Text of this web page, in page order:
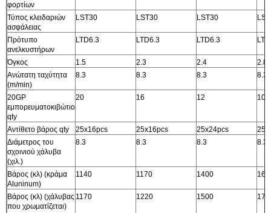
φορτίων
Τύπος κλειδαριών
ασφάλειας
LST30 LST30 LST30
Πρότυπο
ανελκυστήρων
LTD6.3 LTD6.3 LTD6.3
Όγκος 1.5 2.3 2.4
2.8
Ανώτατη ταχύτητα
(m/min)
8.3 8.3 8.3 8.3
20GP
εμπορευματοκιβώτιο
qty
20 16 12 10
Αντίθετο βάρος qty 25x16pcs 25x16pcs 25x24pcs
Διάμετρος του
σχοινιού χάλυβα
(χιλ.)
8.3 8.3 8.3 8.3
Βάρος (κλ) (κράμα
Aluninum)
1140 1170 1400
Βάρος (κλ) (χάλυβας
που χρωματίζεται)
1170 1220 1500